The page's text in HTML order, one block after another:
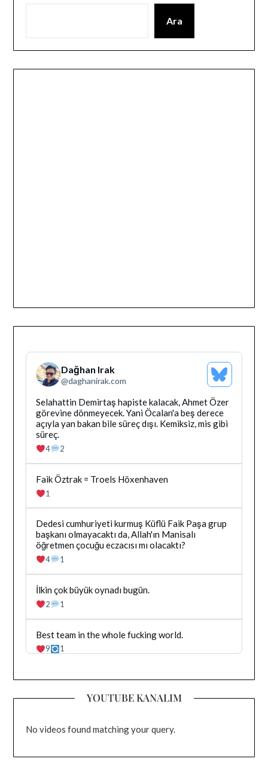
Ara
Dağhan Irak
@daghanirak.com
Bluesky
Profilini
Gor
Bluesky'da
Dağhan
Irak
tarafindan
yazilan
gonderiyi
goruntule
Selahattin Demirtaş hapiste kalacak, Ahmet Özer
görevine dönmeyecek. Yani Öcalan'a beş derece
açıyla yan bakan bile süreç dışı. Kemiksiz, mis gibi
süreç.
4 2
Bluesky'da
Dağhan
Irak
tarafindan
yazilan
gonderiyi
goruntule
Faik Öztrak = Troels Höxenhaven
1
Bluesky'da
Dağhan
Irak
tarafindan
yazilan
gonderiyi
goruntule
Dedesi cumhuriyeti kurmuş Küflü Faik Paşa grup
başkanı olmayacaktı da, Allah'ın Manisalı
öğretmen çocuğu eczacısı mı olacaktı?
4 1
Bluesky'da
Dağhan
Irak
tarafindan
yazilan
gonderiyi
goruntule
İlkin çok büyük oynadı bugün.
2 1
Bluesky'da
Dağhan
Irak
goruntule
Best team in the whole fucking world.
9 1
YOUTUBE KANALIM
No videos found matching your query.